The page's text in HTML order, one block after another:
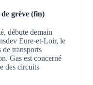
grève (fin)
débute demain
Eure-et-Loir, le
de transports
Gas est concerné
des circuits